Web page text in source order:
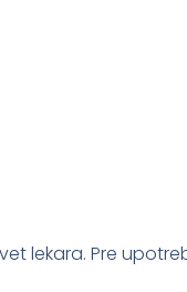
lekara. Pre